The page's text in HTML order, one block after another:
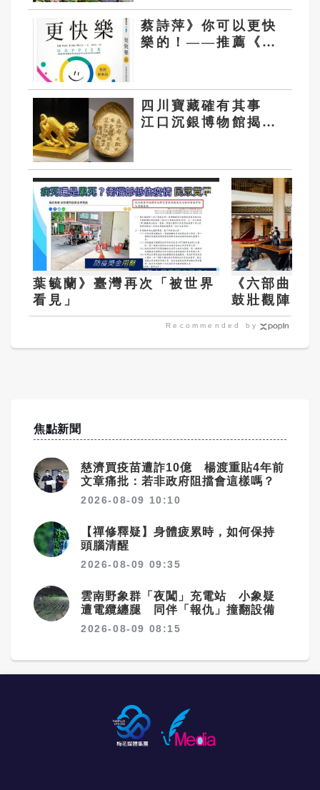
蔡詩萍》你可以更快
樂的！——推薦《更
四川寶藏確有其事
江口沉銀博物館揭開
葉毓蘭》臺灣再次「被世界
看見」
《六部曲》
鼓壯觀陣容
Recommended by
焦點新聞
慈濟買疫苗遭詐10億 楊渡重貼4年前
文章痛批：若非政府阻擋會這樣嗎？
2026-08-09 10:10
【禪修釋疑】身體疲累時，如何保持
頭腦清醒
2026-08-09 09:35
雲南野象群「夜闖」充電站 小象疑
遭電纜纏腿 同伴「報仇」撞翻設備
2026-08-09 08:15